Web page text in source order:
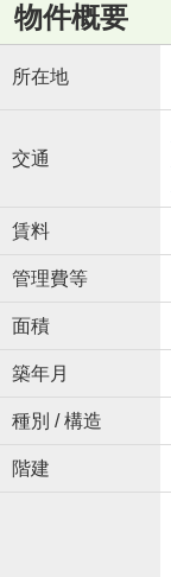
物件概要
所在地
交通
賃料
管理費等
面積
築年月
種別 / 構造
階建